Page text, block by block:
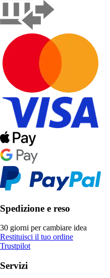
Spedizione e reso
30 giorni per cambiare idea
Restituisci il tuo ordine
Trustpilot
Servizi